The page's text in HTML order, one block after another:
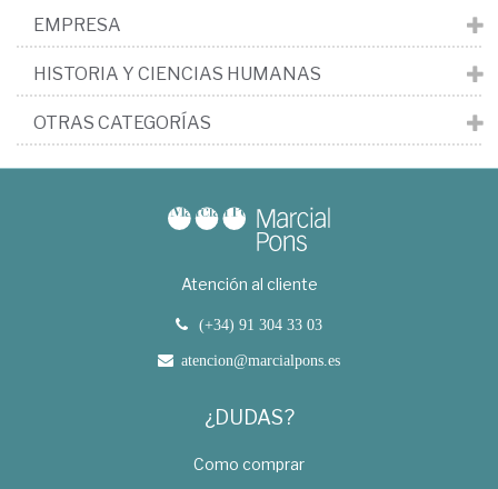
EMPRESA
HISTORIA Y CIENCIAS HUMANAS
OTRAS CATEGORÍAS
Atención al cliente
(+34) 91 304 33 03
atencion@marcialpons.es
¿DUDAS?
Como comprar